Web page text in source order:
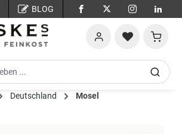
BLOG
Deutschland Mosel